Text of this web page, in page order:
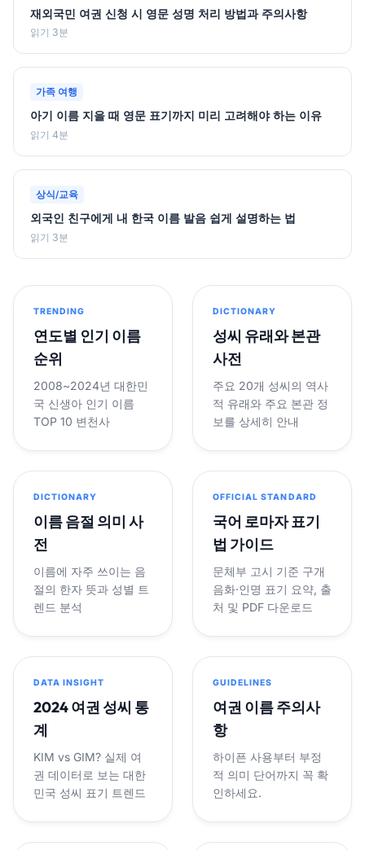
재외국민 여권 신청 시 영문 성명 처리 방법과 주의사항
읽기 3분
가족 여행
아기 이름 지을 때 영문 표기까지 미리 고려해야 하는 이유
읽기 4분
상식/교육
외국인 친구에게 내 한국 이름 발음 쉽게 설명하는 법
읽기 3분
TRENDING
연도별 인기 이름
순위
2008~2024년 대한민
국 신생아 인기 이름
TOP 10 변천사
DICTIONARY
성씨 유래와 본관
사전
주요 20개 성씨의 역사
적 유래와 주요 본관 정
보를 상세히 안내
DICTIONARY
이름 음절 의미 사
전
이름에 자주 쓰이는 음
절의 한자 뜻과 성별 트
렌드 분석
OFFICIAL STANDARD
국어 로마자 표기
법 가이드
문체부 고시 기준 구개
음화·인명 표기 요약, 출
처 및 PDF 다운로드
DATA INSIGHT
2024 여권 성씨 통
계
KIM vs GIM? 실제 여
권 데이터로 보는 대한
민국 성씨 표기 트렌드
GUIDELINES
여권 이름 주의사
항
하이픈 사용부터 부정
적 의미 단어까지 꼭 확
인하세요.